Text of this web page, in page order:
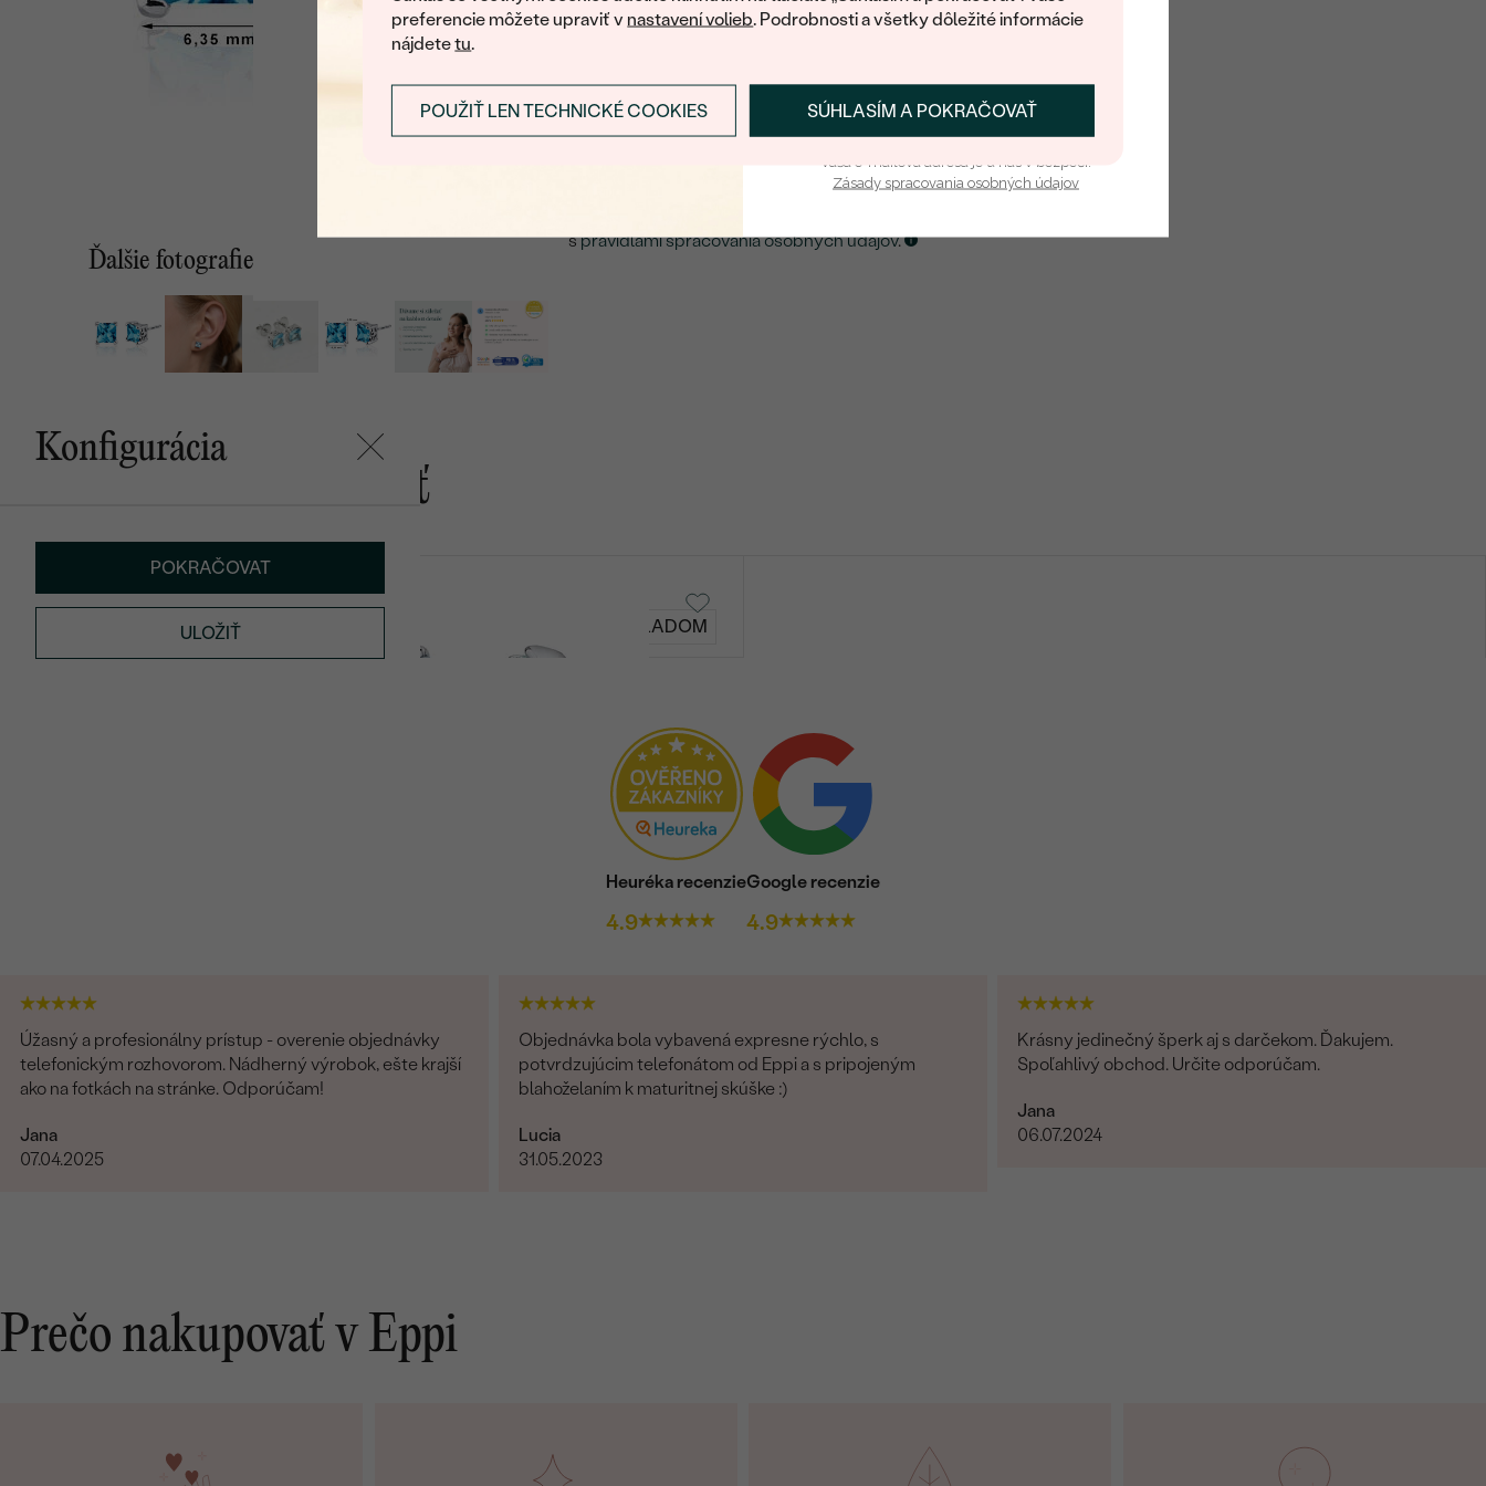
preferencie môžete upraviť v nastavení volieb. Podrobnosti a všetky dôležité informácie
nájdetetu.
SÚHLASÍM A POKRAČOVAŤ
POUŽIŤ LEN TECHNICKÉ COOKIES
Ďalšie fotografie
Konfigurácia
POKRAČOVAT
ULOŽIŤ
Mohlo by sa vám páčiť
Misha
SKLADOM
Heuréka recenzie
4.9
Google recenzie
4.9
Úžasný a profesionálny prístup - overenie objednávky
telefonickým rozhovorom. Nádherný výrobok, ešte krajší
ako na fotkách na stránke. Odporúčam!
Jana
07.04.2025
Objednávka bola vybavená expresne rýchlo, s
potvrdzujúcim telefonátom od Eppi a s pripojeným
blahoželaním k maturitnej skúške :)
Lucia
31.05.2023
Krásny jedinečný šperk aj s darčekom. Ďakujem.
Spoľahlivý obchod. Určite odporúčam.
Jana
06.07.2024
Prečo nakupovať v Eppi
ZASLAŤ UPOZORNENIE NA TENTO
spravidlami spracovania osobných údajov.
Prihlásiť sa a získať zľavu
Vaša e-mailová adresa je u nás v bezpečí.
Zásady spracovania osobných údajov